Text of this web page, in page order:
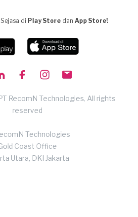
di Play Store dan App Store!
RecomN Technologies, All rights
reserved
Technologies
Coast Office
Utara, DKI Jakarta